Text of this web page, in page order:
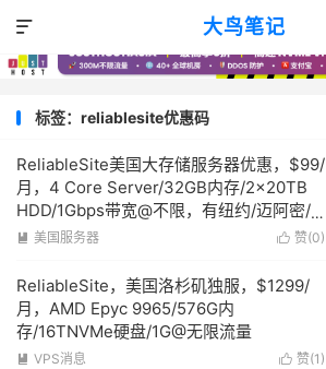
大鸟笔记

标签：reliablesite优惠码
ReliableSite美国大存储服务器优惠，$99/
月，4 Core Server/32GB内存/2x20TB
HDD/1Gbps带宽@不限，有纽约/迈阿密/
洛杉矶
 赞(0)
 美国服务器
ReliableSite，美国洛杉矶独服，$1299/
月，AMD Epyc 9965/576G内
存/16TNVMe硬盘/1G@无限流量
 赞(1 )
 VPS消息